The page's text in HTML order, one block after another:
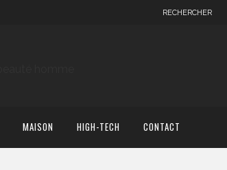
MAISON HIGH-TECH CONTACT